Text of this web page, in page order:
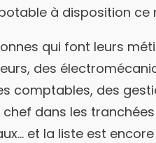
à disposition ce
qui font leurs
des
comptables, des
chef dans les
et la liste est